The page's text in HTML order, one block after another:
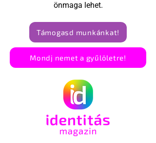
önmaga lehet.
Támogasd munkánkat!
Mondj nemet a gyűlöletre!